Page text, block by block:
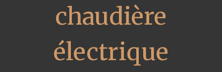
chaudière
électrique